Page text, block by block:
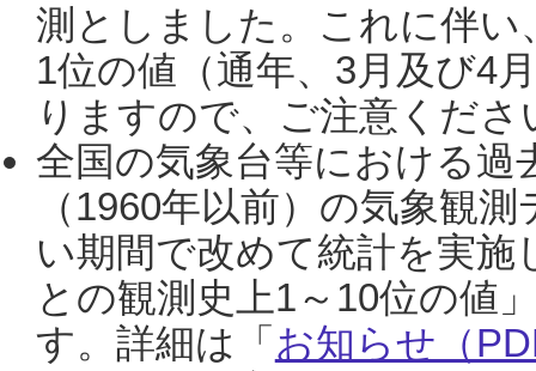
測としました。これに伴い
1位の値（通年、3月及び4
りますので、ご注意くだ
全国の気象台等における過
（1960年以前）の気象観
い期間で改めて統計を実
との観測史上1～10位の値
す。詳細は「 お知らせ（